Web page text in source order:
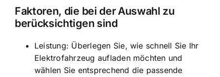
Faktoren, die bei der Auswahl zu
berücksichtigen sind
Leistung: Überlegen Sie, wie schnell Sie Ihr
Elektrofahrzeug aufladen möchten und
wählen Sie entsprechend die passende